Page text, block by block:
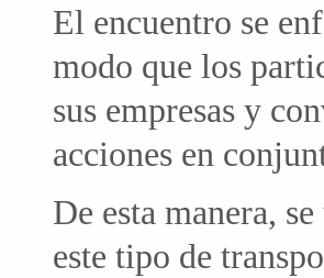
El encuentro se
modo que los
sus empresas y
acciones en
De esta manera,
este tipo de